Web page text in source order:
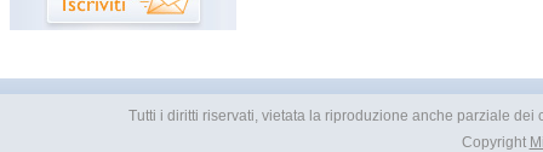
Tutti i diritti riservati, vietata la riproduzione anche parziale
Copyright